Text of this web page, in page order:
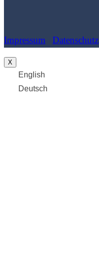
Impressum Datenschutz
X
English
Deutsch